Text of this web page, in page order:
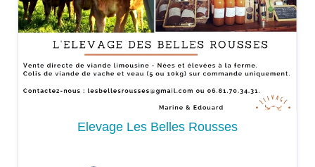
Elevage Les Belles Rousses